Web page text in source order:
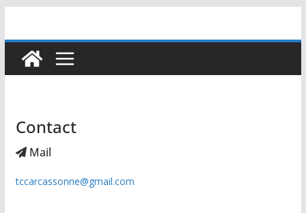
contenu
Contact
Mail
tccarcassonne@gmail.com